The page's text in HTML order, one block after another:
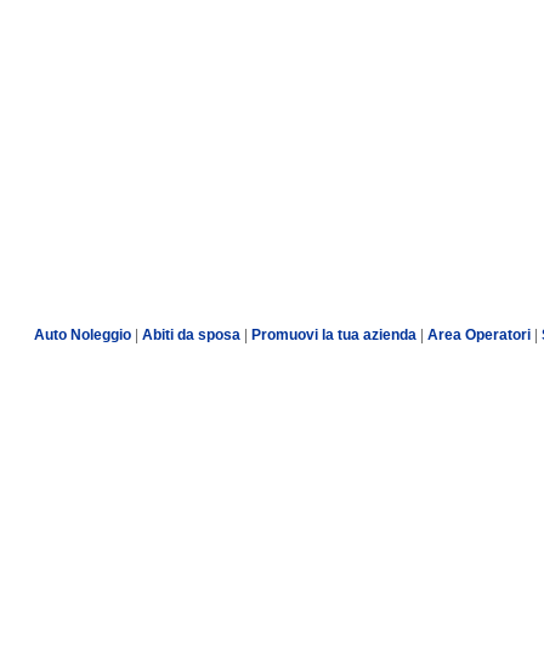
Auto Noleggio Abiti da sposa Promuovi la tua azienda Area Operatori